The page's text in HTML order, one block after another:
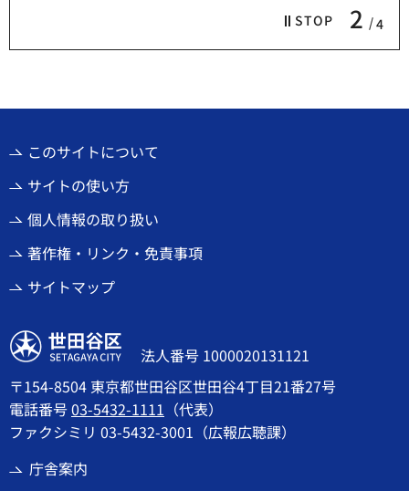
STOP 2 4
このサイトについて
サイトの使い方
個人情報の取り扱い
著作権・リンク・免責事項
サイトマップ
世田谷区
法人番号 1000020131121
〒154-8504 東京都世田谷区世田谷4丁目21番27号
電話番号03-5432-1111 （代表）
ファクシミリ 03-5432-3001（広報広聴課）
庁舎案内